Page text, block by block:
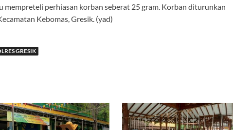
mempreteli perhiasan korban seberat 25 gram. Korban diturunkan
Kebomas, Gresik. (yad)
GRESIK